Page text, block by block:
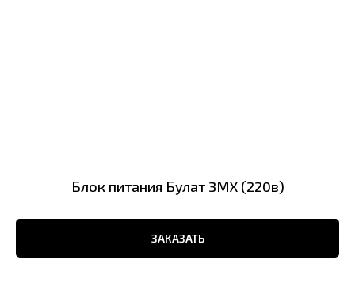
Блок питания Булат 3MX (220в)
ЗАКАЗАТЬ